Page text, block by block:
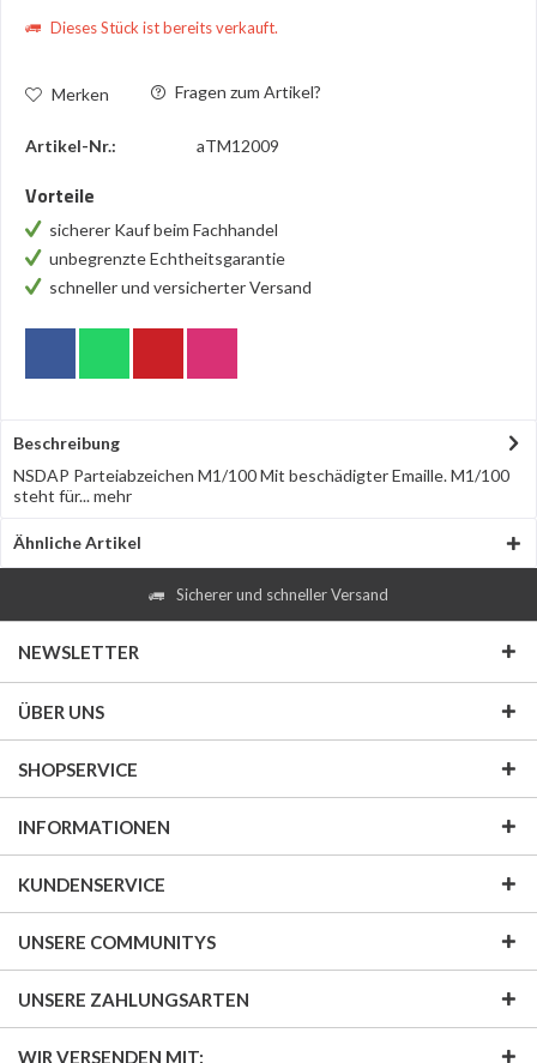
Dieses Stück ist bereits verkauft.
Merken Fragen zum Artikel?
Artikel-Nr.: aTM12009
Vorteile
sicherer Kauf beim Fachhandel
unbegrenzte Echtheitsgarantie
schneller und versicherter Versand
Beschreibung
NSDAP Parteiabzeichen M1/100 Mit beschädigter Emaille. M1/100
steht für...mehr
Ähnliche Artikel
Sicherer und schneller Versand
NEWSLETTER
ÜBER UNS
SHOPSERVICE
INFORMATIONEN
KUNDENSERVICE
UNSERE COMMUNITYS
UNSERE ZAHLUNGSARTEN
WIR VERSENDEN MIT: